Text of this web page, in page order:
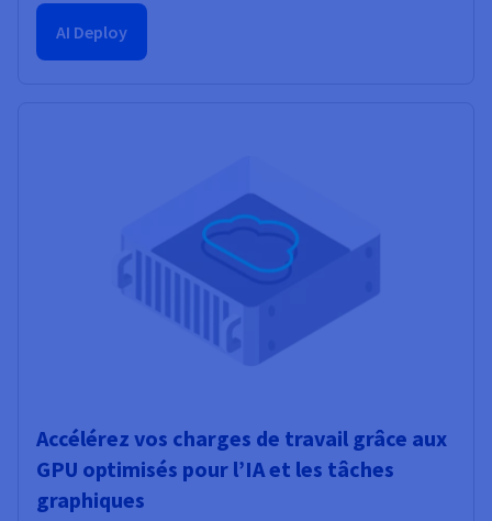
AI Deploy
Accélérez vos charges de travail grâce aux
GPU optimisés pour l’IA et les tâches
graphiques